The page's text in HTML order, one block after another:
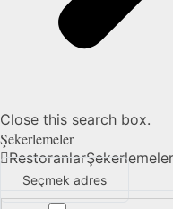
Close this search box.
Şekerlemeler
RestoranlarŞekerlemeler
Seçmek adres